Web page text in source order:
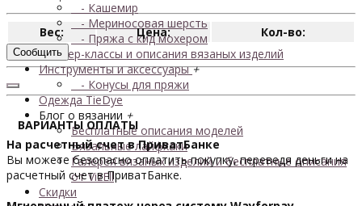
- Кашемир
- Мериносовая шерсть
- Пряжа с кид мохером
Мастер-классы и описания вязаных изделий
Инструменты и аксессуары+
- Конусы для пряжи
Одежда TieDye
Блог о вязании +
Бесплатные описания моделей
Вязальные лайфхаки
Галерея вязаных изделий и бесплатные описания
от VizEll
Скидки
Вес: Цена: Кол-во:
Сообщить
ВАРИАНТЫ ОПЛАТЫ
На расчетный счет в ПриватБанке
Вы можете безопасно оплатить покупку, переведя деньги на
расчетный счет в ПриватБанке.